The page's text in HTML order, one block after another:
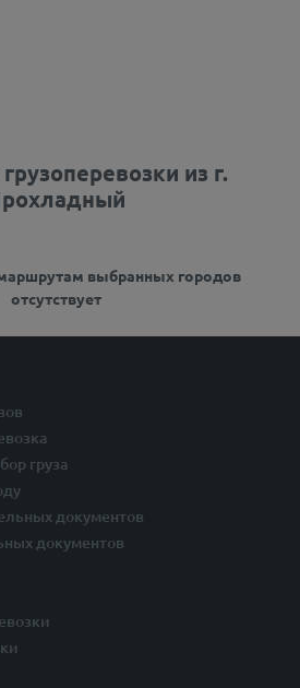
из г.
выбранных городов
отсутствует
груза
документов
документов